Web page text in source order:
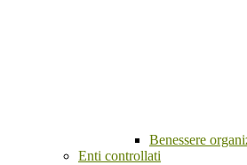
Benessere
Enti controllati